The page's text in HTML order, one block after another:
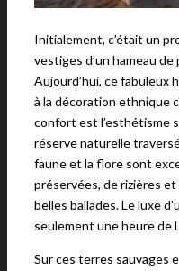
Initialement, c’était un
vestiges d’un hameau
Aujourd’hui, ce fabuleux
à la décoration ethnique
confort est l’esthétisme
réserve naturelle
faune et la flore sont
préservées, de rizières
belles ballades. Le luxe
seulement une heure de
Sur ces terres sauvages